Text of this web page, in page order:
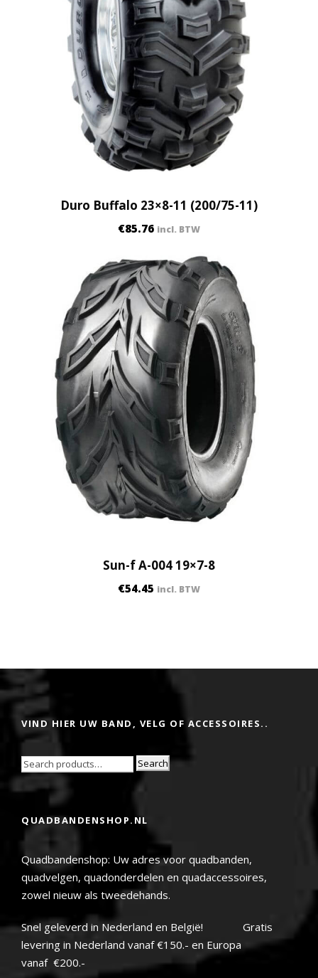
Duro Buffalo 23×8-11 (200/75-11)
€85.76 incl. BTW
Sun-f A-004 19×7-8
€54.45 incl. BTW
VIND HIER UW BAND, VELG OF ACCESSOIRES..
Search
QUADBANDENSHOP.NL
Quadbandenshop: Uw adres voor quadbanden,
quadvelgen, quadonderdelen en quadaccessoires,
zowel nieuw als tweedehands.
Snel geleverd in Nederland en België! Gratis
levering in Nederland vanaf €150.- en Europa
vanaf €200.-